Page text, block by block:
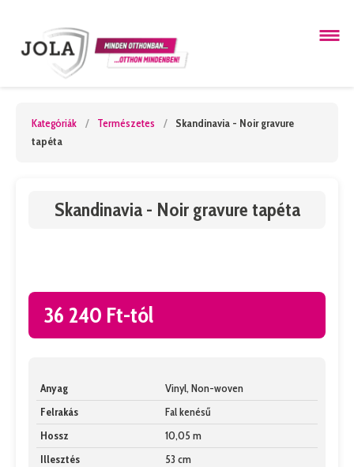
Kategóriák / Természetes /
Skandinavia - Noir gravure
tapéta
Skandinavia - Noir gravure tapéta
36 240 Ft-tól
Anyag
Vinyl, Non-woven
Felrakás
Fal kenésű
Hossz
10,05 m
Illesztés
53 cm